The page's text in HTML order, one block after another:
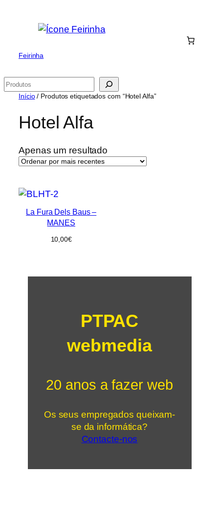
Feirinha
Pesquisar
Início/ Produtos etiquetados com “Hotel Alfa”
Hotel Alfa
Apenas um resultado
La Fura Dels Baus –
MANES
10,00€
PTPAC
webmedia
20 anos a fazer web
Os seus empregados queixam-
se da informática?
Contacte-nos